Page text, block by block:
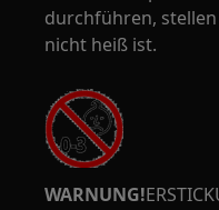
durchführen, stellen
nicht heiß ist.
WARNUNG!